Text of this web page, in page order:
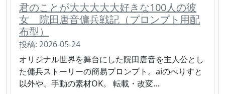
君のことが大大大大大好きな100人の彼
女 院田唐音傭兵戦記（プロンプト用配
布型）
投稿: 2026-05-24
オリジナル世界を舞台にした院田唐音を主人公とし
た傭兵ストーリーの簡易プロンプト。aiのべりすと
以外や、手動の素材OK。 転載・改変...